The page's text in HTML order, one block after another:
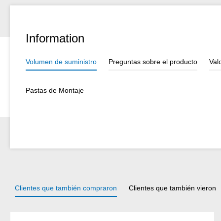
Information
Volumen de suministro Preguntas sobre el producto
Pastas de Montaje
Clientes que también compraron Clientes que también vieron